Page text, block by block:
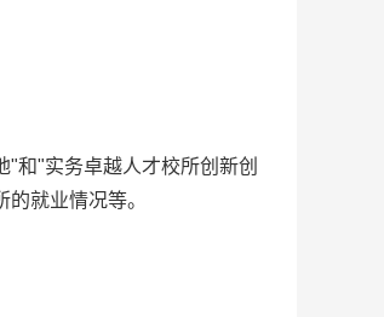
和"实务卓越人才校所创新创
就业情况等。